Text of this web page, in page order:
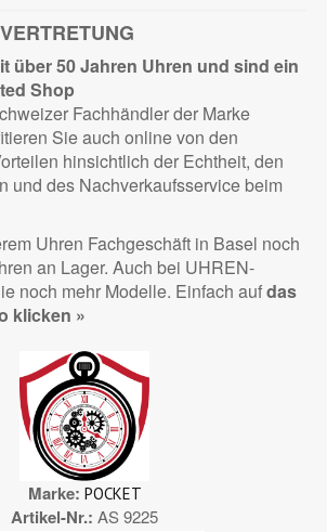
über 50 Jahren Uhren und sind ein
Shop
Fachhändler der Marke
Sie auch online von den
hinsichtlich der Echtheit, den
und des Nachverkaufsservice beim
Uhren Fachgeschäft in Basel noch
an Lager. Auch bei UHREN-
noch mehr Modelle. Einfach aufdas
klicken »
Marke POCKET
Artikel-Nr. AS 9225